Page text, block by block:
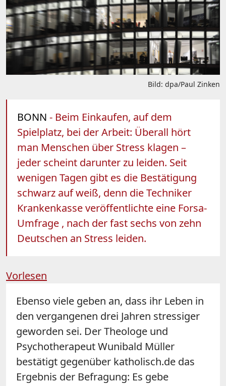
Bild: dpa/Paul Zinken
BONN - Beim Einkaufen, auf dem
Spielplatz, bei der Arbeit: Überall hört
man Menschen über Stress klagen –
jeder scheint darunter zu leiden. Seit
wenigen Tagen gibt es die Bestätigung
schwarz auf weiß, denn die Techniker
Krankenkasse veröffentlichte eine Forsa-
Umfrage , nach der fast sechs von zehn
Deutschen an Stress leiden.
Vorlesen
Ebenso viele geben an, dass ihr Leben in
den vergangenen drei Jahren stressiger
geworden sei. Der Theologe und
Psychotherapeut Wunibald Müller
bestätigt gegenüber katholisch.de das
Ergebnis der Befragung: Es gebe